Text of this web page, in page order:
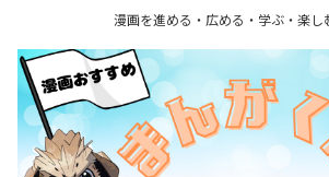
漫画を進める・広める・学ぶ・楽し